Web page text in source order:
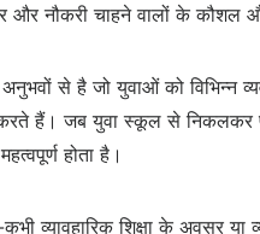
और नौकरी चाहने वालों के
अनुभवों से है जो युवाओं को
हैं। जब युवा स्कूल से निकलकर
होता है।
कभी व्यावहारिक शिक्षा के